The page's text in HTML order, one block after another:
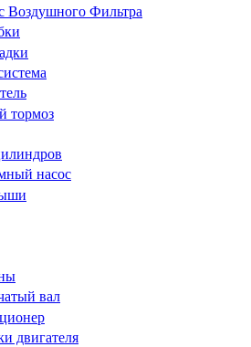
Воздушного Фильтра
тормоз
насос
вал
двигателя